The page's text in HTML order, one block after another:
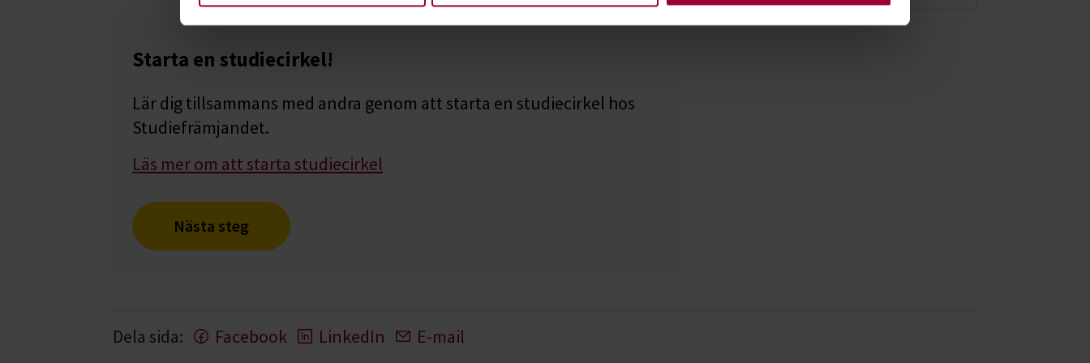
Starta en studiecirkel!
Lär dig tillsammans med andra genom att starta en studiecirkel hos
Studiefrämjandet.
Läs mer om att starta studiecirkel
Nästa steg
Dela sida: Facebook LinkedIn E-mail